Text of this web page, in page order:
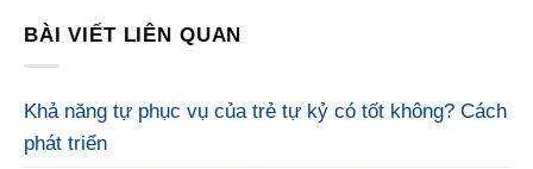
BÀI VIẾT LIÊN QUAN
Khả năng tự phục vụ của trẻ tự kỷ có tốt không? Cách
phát triển